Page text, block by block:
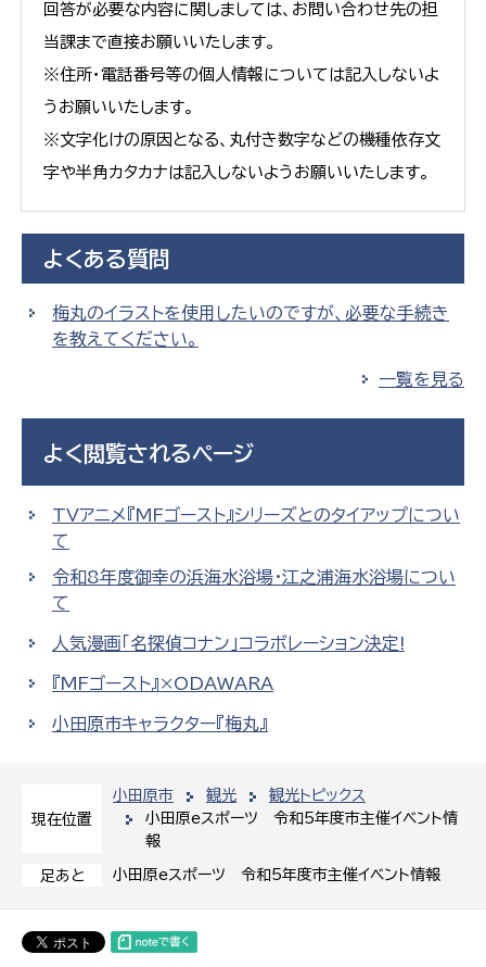
現在位置
小田原市 観光
観光トピックス
小田原eスポーツ 令和5年度市主催イベント情
報
足あと 小田原eスポーツ 令和5年度市主催イベント情報
回答が必要な内容に関しましては、お問い合わせ先の担
当課まで直接お願いいたします。
※住所・電話番号等の個人情報については記入しないよ
うお願いいたします。
※文字化けの原因となる、丸付き数字などの機種依存文
字や半角カタカナは記入しないようお願いいたします。
よくある質問
梅丸のイラストを使用したいのですが、必要な手続き
を教えてください。
一覧を見る
よく閲覧されるページ
TVアニメ『MFゴースト』シリーズとのタイアップについ
て
令和8年度御幸の浜海水浴場・江之浦海水浴場につい
て
人気漫画「名探偵コナン」コラボレーション決定!
『MFゴースト』×ODAWARA
小田原市キャラクター『梅丸』